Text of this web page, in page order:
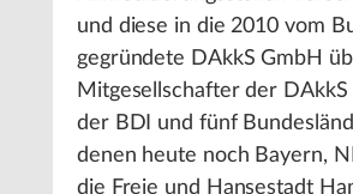
und diese in die 2010 vom
gegründete DAkkS GmbH
Mitgesellschafter der
der BDI und fünf
denen heute noch Bayern,
die Freie und Hansestadt